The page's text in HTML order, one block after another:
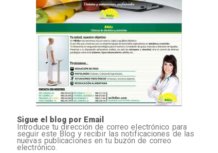
Sigue el blog por Email
Introduce tu dirección de correo electrónico para
seguir este Blog y recibir las notificaciones de las
nuevas publicaciones en tu buzón de correo
electrónico.